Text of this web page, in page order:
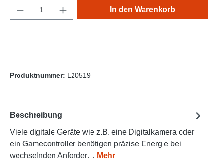
Produkt Anzahl: Gib den gewünschten
In den Warenkorb
Produktnummer: L20519
Beschreibung
Viele digitale Geräte wie z.B. eine Digitalkamera oder
ein Gamecontroller benötigen präzise Energie bei
wechselnden Anforder… Mehr